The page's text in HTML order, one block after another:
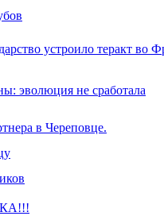
устроило теракт во
эволюция не сработала
в Череповце.